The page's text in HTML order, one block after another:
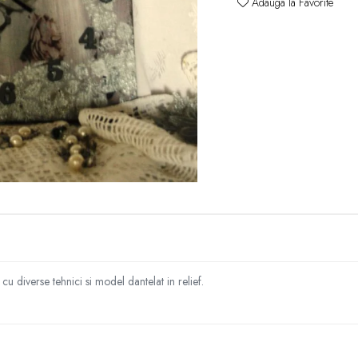
diverse tehnici si model dantelat in relief.